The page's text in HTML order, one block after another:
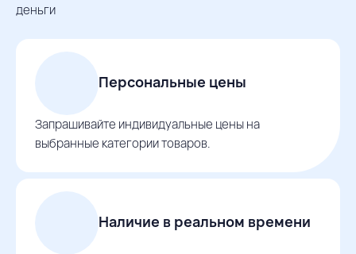
деньги
Персональные цены
Запрашивайте индивидуальные цены на
выбранные категории товаров.
Наличие в реальном времени